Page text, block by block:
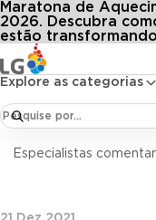
Explore as categorias
Maratona de
2026. Descubra
estão transformando
de clima e cultura: 4
Pesquisa de
empresa
Especialistas